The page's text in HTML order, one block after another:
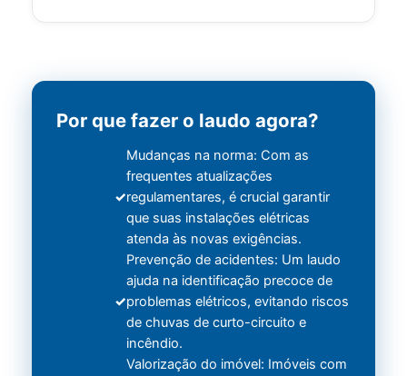
Por que fazer o laudo agora?
Mudanças na norma: Com as
frequentes atualizações
regulamentares, é crucial garantir
que suas instalações elétricas
atenda às novas exigências.
Prevenção de acidentes: Um laudo
ajuda na identificação precoce de
problemas elétricos, evitando riscos
de chuvas de curto-circuito e
incêndio.
Valorização do imóvel: Imóveis com